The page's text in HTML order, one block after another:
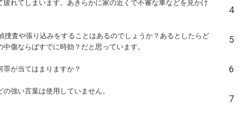
疲れてしまいます。あきらかに家の近くで不審な車などを見かけ
捜査や張り込みをすることはあるのでしょうか？あるとしたらど
傷ならばすでに時効？だと思っています。
が当てはまりますか？
強い言葉は使用していません。
4
5
6
7